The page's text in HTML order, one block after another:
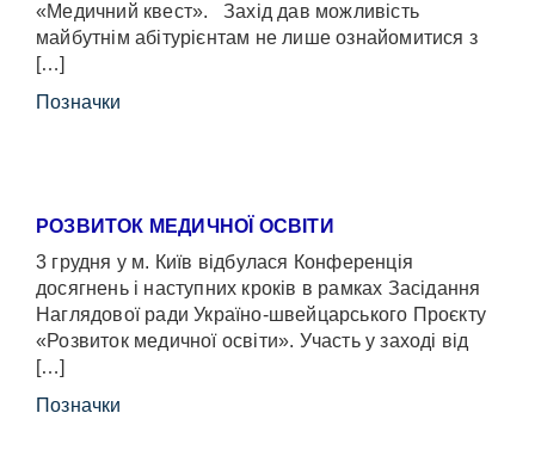
«Медичний квест». Захід дав можливість
майбутнім абітурієнтам не лише ознайомитися з
[…]
Позначки
РОЗВИТОК МЕДИЧНОЇ ОСВІТИ
3 грудня у м. Київ відбулася Конференція
досягнень і наступних кроків в рамках Засідання
Наглядової ради Україно-швейцарського Проєкту
«Розвиток медичної освіти». Участь у заході від
[…]
Позначки